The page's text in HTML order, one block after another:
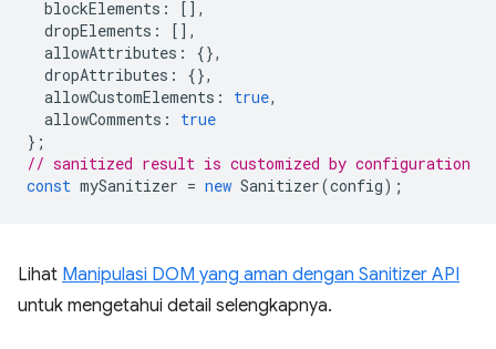
blockElements :
[],
dropElements :
[],
allowAttributes :
{},
dropAttributes :
{},
allowCustomElements : true,
allowComments :
true
};
// sanitized result is customized by configuration
const mySanitizer = new Sanitizer(config);
Lihat Manipulasi DOM yang aman dengan Sanitizer API
untuk mengetahui detail selengkapnya.